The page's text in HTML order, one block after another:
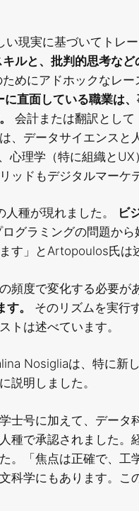
現実に基づいてトレ
ルと、批判的思考な
めにアドホックなレー
直面している職業は
会計または翻訳として
データサイエンスと
心理学（特に組織と
ドもデジタルマーケ
人種が現れました。
ビ
グラミングの問題か
す」とArtopoulos氏は
頻度で変化する必要が
。
そのリズムを実行
トは述べています。
Nosigliaは、特に新
説明しました。
士号に加えて、デー
種で承認されました。
。「焦点は正確で、工
科学にもあります。こ